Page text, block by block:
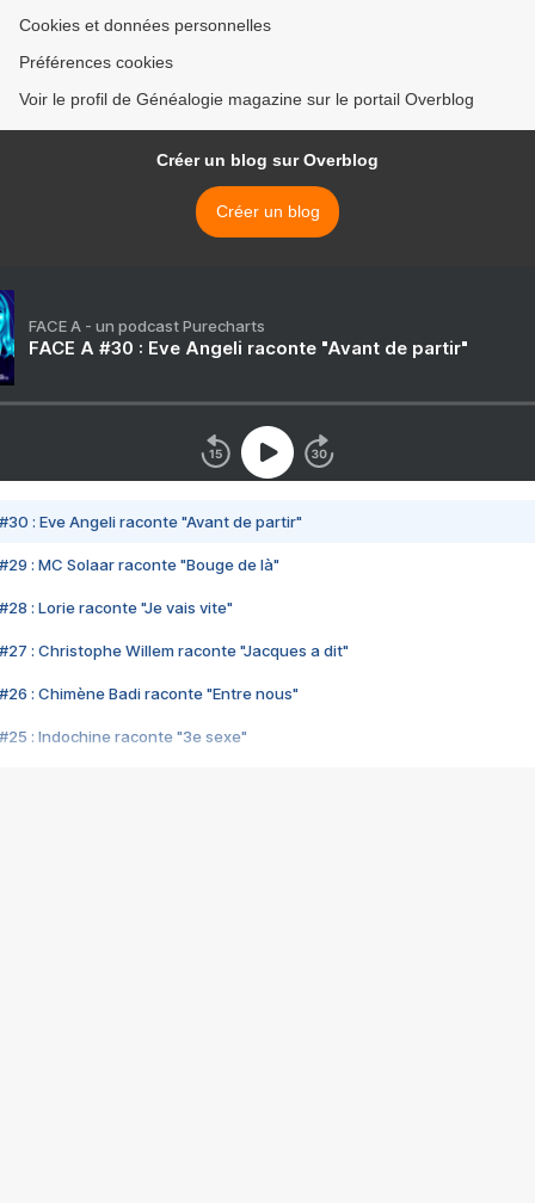
Cookies et données personnelles
Préférences cookies
Voir le profil de Généalogie magazine sur le portail Overblog
Créer un blog sur Overblog
Créer un blog
FACE A - un podcast Purecharts
FACE A #30 : Eve Angeli raconte "Avant de partir"
#30 : Eve Angeli raconte "Avant de partir"
#29 : MC Solaar raconte "Bouge de là"
#28 : Lorie raconte "Je vais vite"
#27 : Christophe Willem raconte "Jacques a dit"
#26 : Chimène Badi raconte "Entre nous"
#25 : Indochine raconte "3e sexe"